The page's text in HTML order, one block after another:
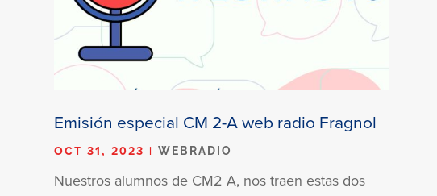
Emisión especial CM 2-A web radio Fragnol
OCT 31, 2023 |WEBRADIO
Nuestros alumnos de CM2 A, nos traen estas dos